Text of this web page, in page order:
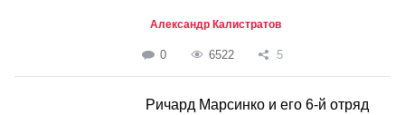
Александр Калистратов
0 6522 5
Ричард Марсинко и его 6-й отряд